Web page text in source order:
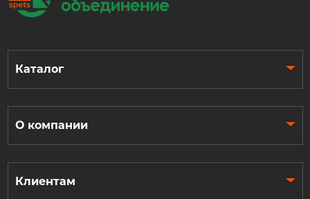
Каталог
О компании
Клиентам